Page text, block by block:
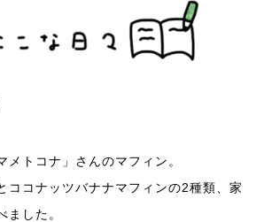
メトコナ」さんのマフィン。
ココナッツバナナマフィンの2種類、家
ました。